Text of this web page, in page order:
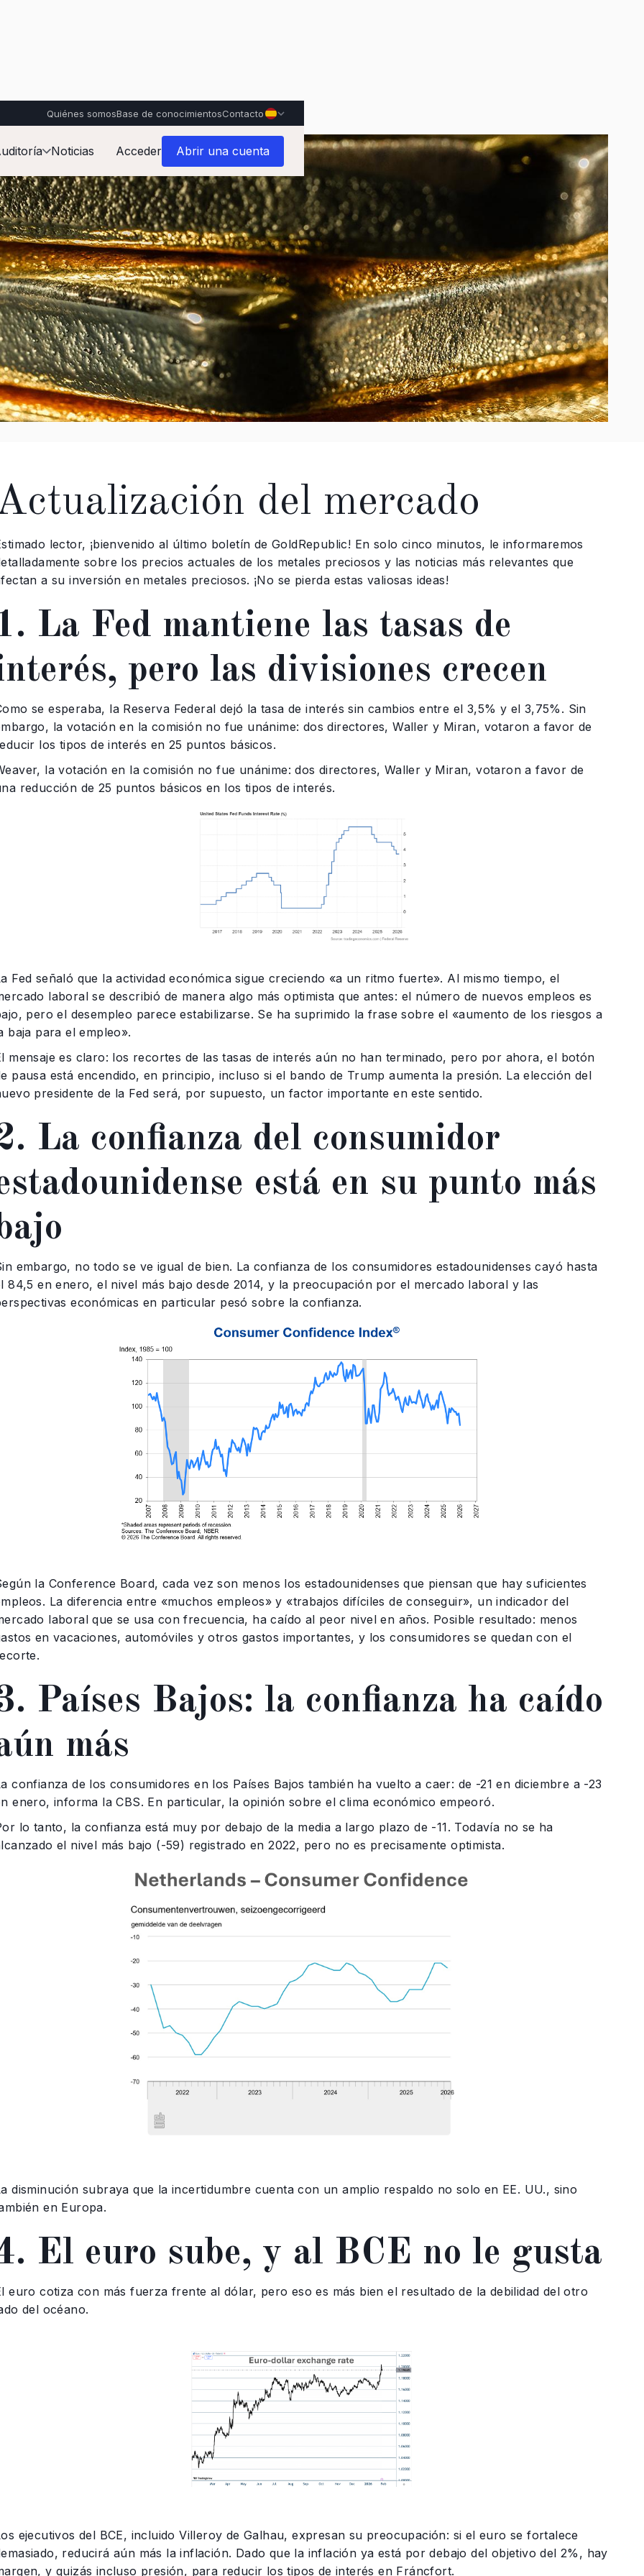
Quiénes somosBase de conocimientosContacto
Noticias Acceder Abrir una cuenta
del mercado
lector, ¡bienvenido al último boletín de GoldRepublic! En solo cinco minutos, le informaremos
sobre los precios actuales de los metales preciosos y las noticias más relevantes que
a su inversión en metales preciosos. ¡No se pierda estas valiosas ideas!
La Fed mantiene las tasas de
pero las divisiones crecen
se esperaba, la Reserva Federal dejó la tasa de interés sin cambios entre el 3,5% y el 3,75%. Sin
la votación en la comisión no fue unánime: dos directores, Waller y Miran, votaron a favor de
los tipos de interés en 25 puntos básicos.
la votación en la comisión no fue unánime: dos directores, Waller y Miran, votaron a favor de
reducción de 25 puntos básicos en los tipos de interés.
Fed señaló que la actividad económica sigue creciendo «a un ritmo fuerte». Al mismo tiempo, el
laboral se describió de manera algo más optimista que antes: el número de nuevos empleos es
pero el desempleo parece estabilizarse. Se ha suprimido la frase sobre el «aumento de los riesgos a
baja para el empleo».
mensaje es claro: los recortes de las tasas de interés aún no han terminado, pero por ahora, el botón
pausa está encendido, en principio, incluso si el bando de Trump aumenta la presión. La elección del
presidente de la Fed será, por supuesto, un factor importante en este sentido.
La confianza del consumidor
está en su punto más
embargo, no todo se ve igual de bien. La confianza de los consumidores estadounidenses cayó hasta
84,5 en enero, el nivel más bajo desde 2014, y la preocupación por el mercado laboral y las
económicas en particular pesó sobre la confianza.
la Conference Board, cada vez son menos los estadounidenses que piensan que hay suficientes
La diferencia entre «muchos empleos» y «trabajos difíciles de conseguir», un indicador del
laboral que se usa con frecuencia, ha caído al peor nivel en años. Posible resultado: menos
en vacaciones, automóviles y otros gastos importantes, y los consumidores se quedan con el
Países Bajos: la confianza ha caído
más
confianza de los consumidores en los Países Bajos también ha vuelto a caer: de -21 en diciembre a -23
enero, informa la CBS. En particular, la opinión sobre el clima económico empeoró.
lo tanto, la confianza está muy por debajo de la media a largo plazo de -11. Todavía no se ha
el nivel más bajo (-59) registrado en 2022, pero no es precisamente optimista.
disminución subraya que la incertidumbre cuenta con un amplio respaldo no solo en EE. UU., sino
en Europa.
El euro sube, y al BCE no le gusta
euro cotiza con más fuerza frente al dólar, pero eso es más bien el resultado de la debilidad del otro
del océano.
ejecutivos del BCE, incluido Villeroy de Galhau, expresan su preocupación: si el euro se fortalece
reducirá aún más la inflación. Dado que la inflación ya está por debajo del objetivo del 2%, hay
y quizás incluso presión, para reducir los tipos de interés en Fráncfort.